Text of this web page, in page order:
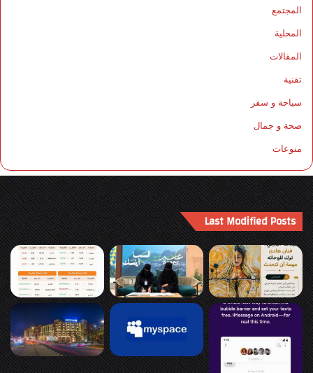
المجتمع
المحلية
المقالات
تقنية
سياحة و سفر
صحة و جمال
منوعات
Last Modified Posts